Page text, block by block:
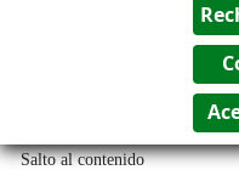
Salto al contenido